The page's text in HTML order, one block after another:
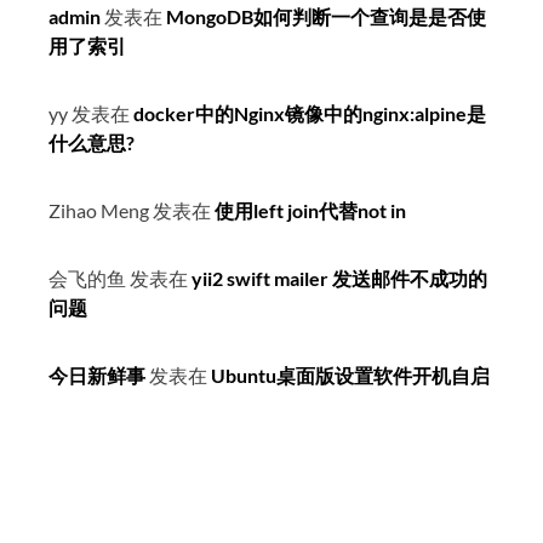
admin 发表在 MongoDB如何判断一个查询是是否使
用了索引
yy 发表在 docker中的Nginx镜像中的nginx:alpine是
什么意思?
Zihao Meng 发表在 使用left join代替not in
会飞的鱼 发表在 yii2 swift mailer 发送邮件不成功的
问题
今日新鲜事 发表在 Ubuntu桌面版设置软件开机自启